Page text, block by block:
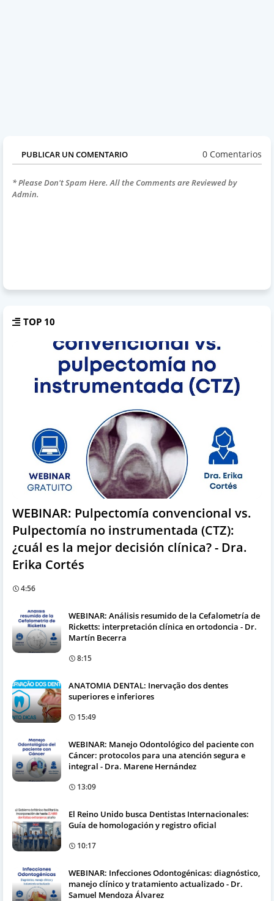
PUBLICAR UN COMENTARIO 0 Comentarios
* Please Don't Spam Here. All the Comments are Reviewed by
Admin.
TOP 10
WEBINAR: Pulpectomía convencional vs.
Pulpectomía no instrumentada (CTZ):
¿cuál es la mejor decisión clínica? - Dra.
Erika Cortés
4:56
WEBINAR: Análisis resumido de la Cefalometría de
Ricketts: interpretación clínica en ortodoncia - Dr.
Martín Becerra
8:15
ANATOMIA DENTAL: Inervação dos dentes
superiores e inferiores
15:49
WEBINAR: Manejo Odontológico del paciente con
Cáncer: protocolos para una atención segura e
integral - Dra. Marene Hernández
13:09
El Reino Unido busca Dentistas Internacionales:
Guía de homologación y registro oficial
10:17
WEBINAR: Infecciones Odontogénicas: diagnóstico,
manejo clínico y tratamiento actualizado - Dr.
Samuel Mendoza Álvarez